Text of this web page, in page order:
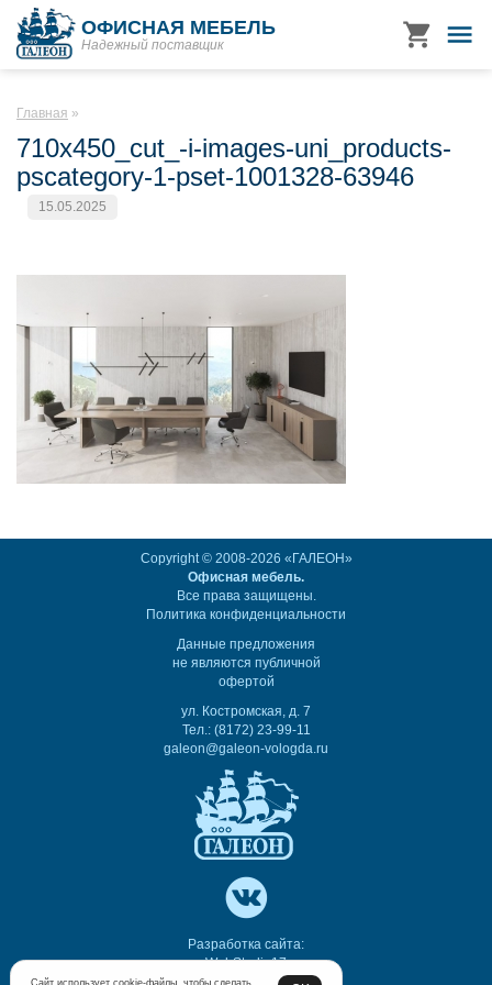
ОФИСНАЯ МЕБЕЛЬ
Надежный поставщик
Главная
710x450_cut_-i-images-uni_products-
pscategory-1-pset-1001328-63946
15.05.2025
Copyright © 2008-2026 «ГАЛЕОН»
Офисная мебель.
Все права защищены.
Политика конфиденциальности
Данные предложения
не являются публичной
офертой
ул. Костромская, д. 7
Тел.: (8172) 23-99-11
galeon@galeon-vologda.ru
Разработка сайта:
WebStudio17
Сайт использует cookie-файлы, чтобы сделать